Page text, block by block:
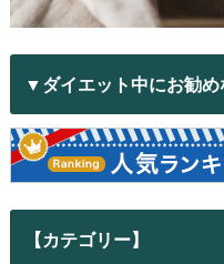
▼ダイエット中にお勧め
【カテゴリー】